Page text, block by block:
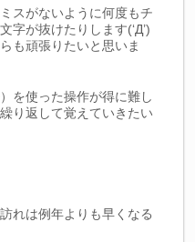
スがないように何度もチ
字が抜けたりします(‘Д’)
も頑張りたいと思いま
を使った操作が得に難し
り返して覚えていきたい
れは例年よりも早くなる